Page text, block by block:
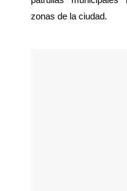
zonas de la ciudad.